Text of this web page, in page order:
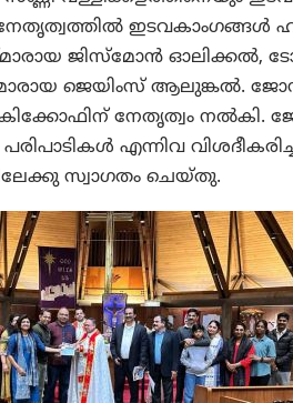
ഇടവകാംഗങ്ങൾ
ജിസ്മോൻ ഓലിക്കൽ,
ജെയിംസ്
നേതൃത്വം നൽകി.
എന്നിവ
സ്വാഗതം ചെയ്തു.